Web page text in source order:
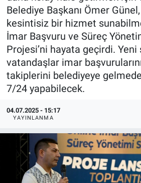
Belediye Başkanı Ömer
kesintisiz bir hizmet
İmar Başvuru ve Süreç
Projesi’ni hayata geçirdi.
vatandaşlar imar
takiplerini belediyeye
7/24 yapabilecek.
04.07.2025 - 15:17
YAYINLANMA